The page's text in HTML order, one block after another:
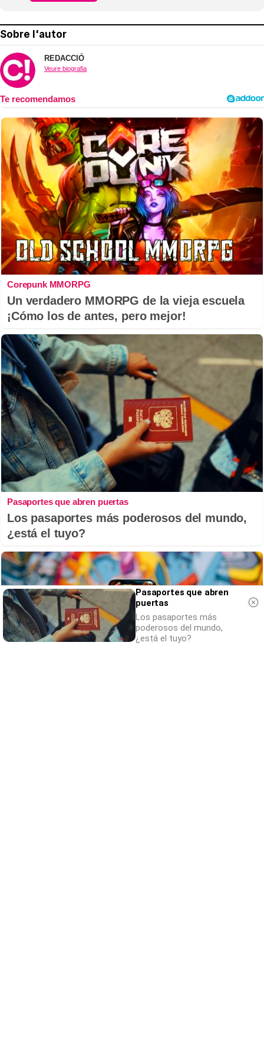
Sobre l'autor
REDACCIÓ
Veure biografia
Corepunk MMORPG
Un verdadero MMORPG de la vieja escuela
¡Cómo los de antes, pero mejor!
Pasaportes que abren puertas
Los pasaportes más poderosos del mundo,
¿está el tuyo?
Pasaportes que abren
puertas
Los pasaportes más
poderosos del mundo,
¿está el tuyo?